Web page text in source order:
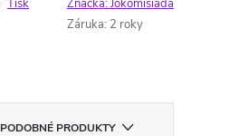
Tisk Značka:Jokomisiada
Záruka: 2 roky
PODOBNÉ PRODUKTY